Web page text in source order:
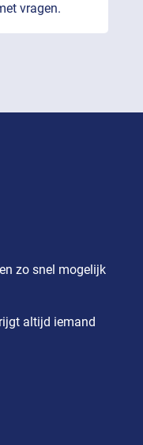
vragen.
zo snel mogelijk
altijd iemand